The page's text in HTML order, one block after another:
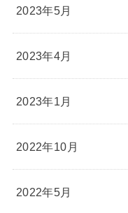
2023年5月
2023年4月
2023年1月
2022年10月
2022年5月